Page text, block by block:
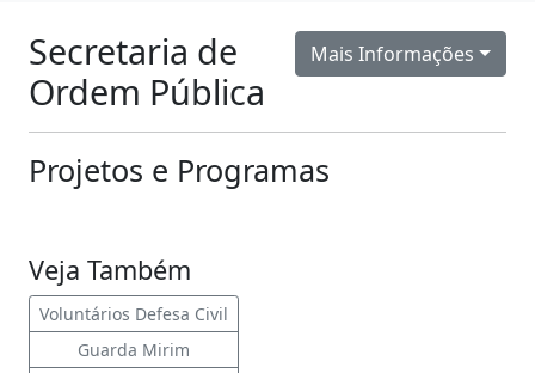
Mais Informações
Secretaria de
Ordem Pública
Projetos e Programas
Veja Também
Voluntários Defesa Civil
Guarda Mirim